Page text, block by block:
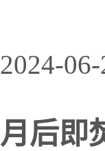
2024-06-
月后即